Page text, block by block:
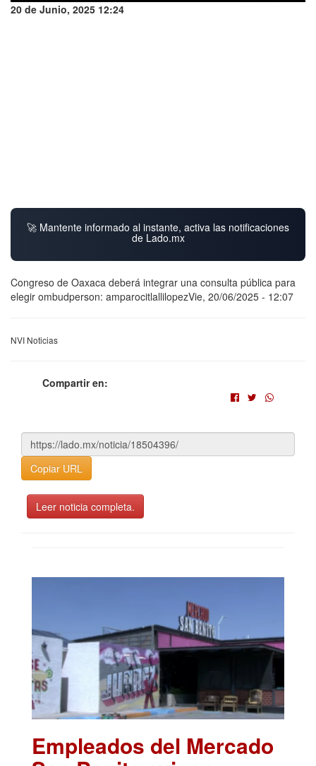
20 de Junio, 2025 12:24
🚀 Mantente informado al instante, activa las notificaciones
de Lado.mx
Congreso de Oaxaca deberá integrar una consulta pública para
elegir ombudperson: amparocitlallilopezVie, 20/06/2025 - 12:07
NVI Noticias
Compartir en:
Copiar URL
Leer noticia completa.
Empleados del Mercado